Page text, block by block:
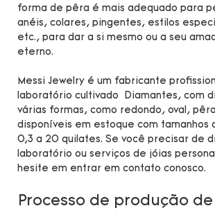
forma de pêra é mais adequado para
anéis, colares, pingentes, estilos
etc., para dar a si mesmo ou a seu
eterno.
Messi Jewelry é um fabricante
laboratório cultivado Diamantes, com
várias formas, como redondo, oval,
disponíveis em estoque com tamanhos
0,3 a 20 quilates. Se você precisar de
laboratório ou serviços de jóias
hesite em entrar em contato conosco.
Processo de produção